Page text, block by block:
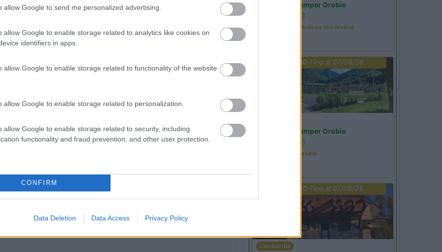
allow Google to send me personalized advertising.
allow Google to enable storage related to analytics like cookies on
identifiers in apps.
allow Google to enable storage related to functionality of the website
allow Google to enable storage related to personalization.
allow Google to enable storage related to security, including
functionality and fraud prevention, and other user protection.
CONFIRM
Data Deletion Data Access Privacy Policy
presso il parcheggio dell'agriturismo, senza ...
Mortella, 17
Posizione
loc. Arvani
9 1
Area Sosta Camper Orobie
(BG)
Sacrae Scenae - Ardesio film festival
PROMOFino al 07/08/26
Area Sosta Camper Orobie
(BG)
Tributo a Rino Gaetano
PROMOFino al 07/08/26
Lombardia